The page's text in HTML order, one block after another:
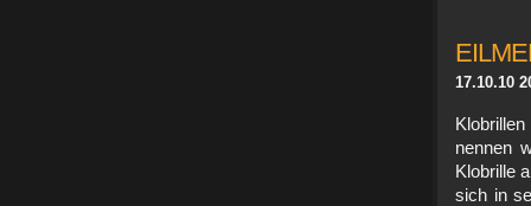
17.10.10
nennen
Klobrille
sich in